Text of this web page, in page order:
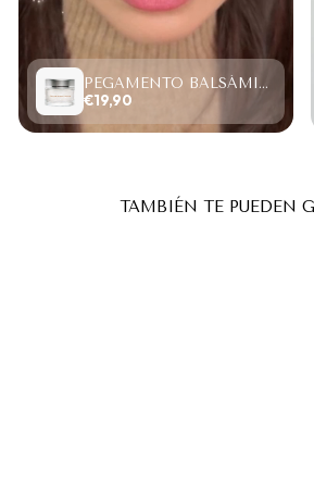
PEGAMENTO BALSÁMICO CLEAR LASH 15ML
€19,90
TAMBIÉN TE PUEDEN